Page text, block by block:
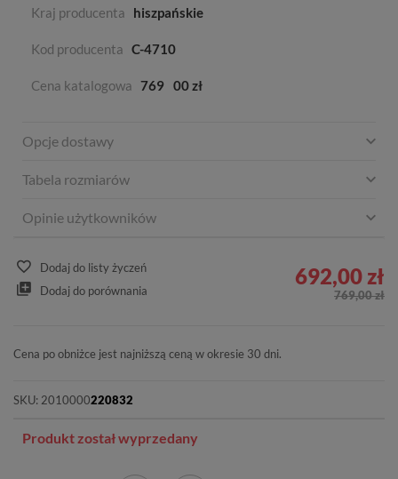
Kraj producenta hiszpańskie
Kod producenta C-4710
Cena katalogowa 769 00 zł
Opcje dostawy
Tabela rozmiarów
Opinie użytkowników
Dodaj do listy życzeń
Dodaj do porównania
692,00 zł
769,00 zł
Cena po obniżce jest najniższą ceną w okresie 30 dni.
SKU: 2010000220832
Produkt został wyprzedany